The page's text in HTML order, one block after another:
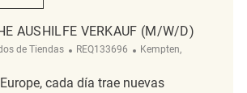
AUSHILFE VERKAUF (M/W/D)
de Tiendas ReqId
REQ133696 Ubicación
Kempten,
cada día trae nuevas